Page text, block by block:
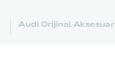
Audi Orijinal Aksesuar